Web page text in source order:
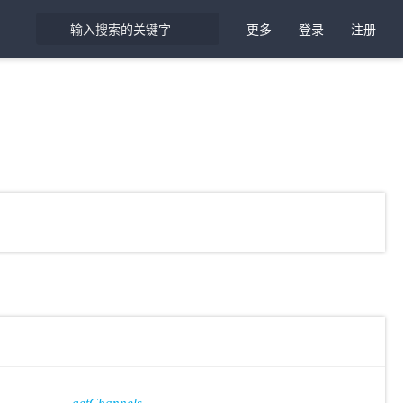
更多 登录 注册